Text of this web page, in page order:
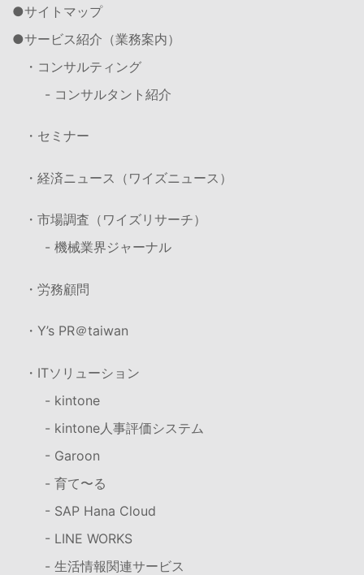
サイトマップ
サービス紹介（業務案内）
・コンサルティング
- コンサルタント紹介
・セミナー
・経済ニュース（ワイズニュース）
・市場調査（ワイズリサーチ）
- 機械業界ジャーナル
・労務顧問
・Y’s PR＠taiwan
・ITソリューション
- kintone
- kintone人事評価システム
- Garoon
- 育て〜る
- SAP Hana Cloud
- LINE WORKS
- 生活情報関連サービス